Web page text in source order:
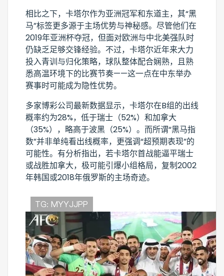
相比之下，卡塔尔作为亚洲冠军和东道主，其“黑
马”标签更多源于主场优势与神秘感。尽管他们在
2019年亚洲杯夺冠，但面对欧洲与中北美强队时
仍缺乏足够交锋经验。不过，卡塔尔近年来大力
投入青训与归化策略，球队整体配合娴熟，且熟
悉高温环境下的比赛节奏——这一点在中东举办
赛事时可能成为隐性优势。
多家博彩公司最新数据显示，卡塔尔在B组的出线
概率约为28%，低于瑞士（52%）和加拿大
（35%），略高于波黑（25%）。而所谓“黑马指
数”并非单纯看出线概率，更强调“超预期表现”的
可能性。有分析指出，若卡塔尔首战能逼平瑞士
或战胜加拿大，极可能引爆小组格局，复制2002
年韩国或2018年俄罗斯的主场奇迹。